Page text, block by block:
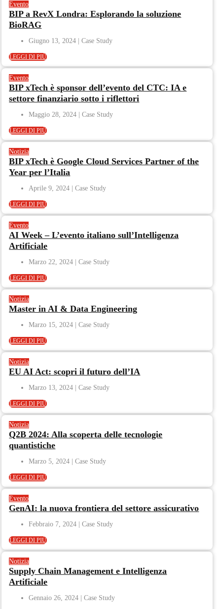
Evento
BIP a RevX Londra: Esplorando la soluzione
BioRAG
Giugno 13, 2024
LEGGI DI PIÙ
Evento
BIP xTech è sponsor dell’evento del CTC: IA e
settore finanziario sotto i riflettori
Maggio 28, 2024
LEGGI DI PIÙ
Notizia
BIP xTech è Google Cloud Services Partner of the
Year per l’Italia
Aprile 9, 2024
LEGGI DI PIÙ
Evento
AI Week – L’evento italiano sull’Intelligenza
Artificiale
Marzo 22, 2024
LEGGI DI PIÙ
Notizia
Master in AI & Data Engineering
Marzo 15, 2024
LEGGI DI PIÙ
Notizia
EU AI Act: scopri il futuro dell’IA
Marzo 13, 2024
LEGGI DI PIÙ
Notizia
Q2B 2024: Alla scoperta delle tecnologie
quantistiche
Marzo 5, 2024
LEGGI DI PIÙ
Evento
GenAI: la nuova frontiera del settore assicurativo
Febbraio 7, 2024
LEGGI DI PIÙ
Notizia
Supply Chain Management e Intelligenza
Artificiale
Gennaio 26, 2024